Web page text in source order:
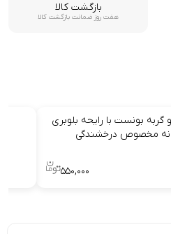
بازگشت کالا
هفت روز ضمانت بازگشت کالا
گربه بونست با رایحه بلوبری
مخصوص درخشندگی
۵۵۰,۰۰۰